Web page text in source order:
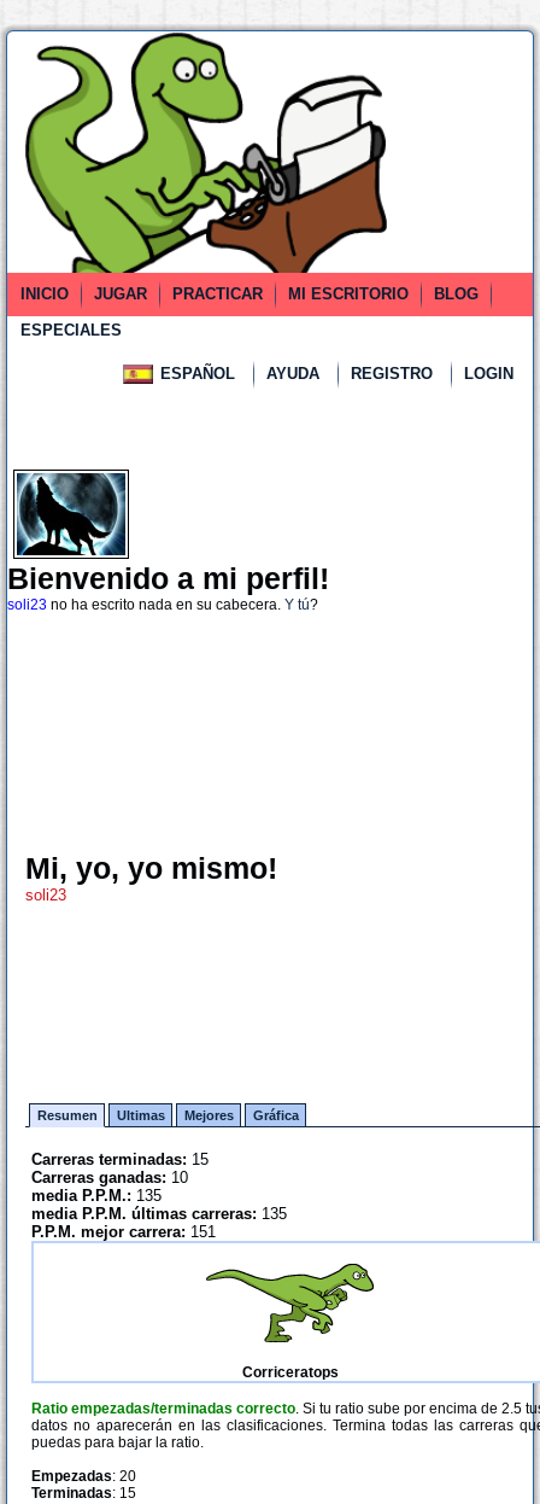
INICIO JUGAR PRACTICAR MI ESCRITORIO
BLOG
ESPECIALES
ESPAÑOL AYUDA REGISTRO LOGIN
Bienvenido a mi perfil!
soli23 no ha escrito nada en su cabecera. Y tú?
Mi, yo, yo mismo!
soli23
Resumen Ultimas Mejores Gráfica
Carreras terminadas: 15
Carreras ganadas: 10
media P.P.M.: 135
media P.P.M. últimas carreras: 135
P.P.M. mejor carrera: 151
Corriceratops
Ratio empezadas/terminadas correcto. Si tu ratio sube por encima de 2.5
datos no aparecerán en las clasificaciones. Termina todas las carreras
puedas para bajar la ratio.
Empezadas: 20
Terminadas: 15